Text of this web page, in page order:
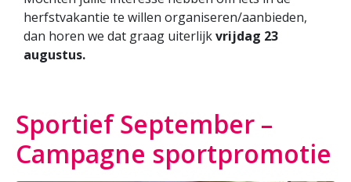
herfstvakantie te willen organiseren/aanbieden,
dan horen we dat graag uiterlijkvrijdag 23
augustus.
Sportief September –
Campagne sportpromotie